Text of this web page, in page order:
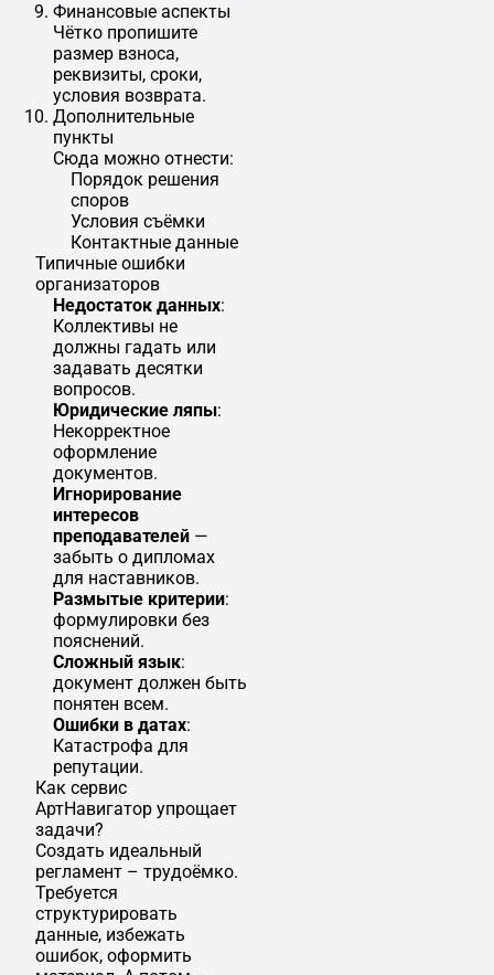
Финансовые аспекты
Чётко пропишите
размер взноса,
реквизиты, сроки,
условия возврата.
Дополнительные
пункты
Сюда можно отнести:
Порядок решения
споров
Условия съёмки
Контактные данные
Типичные ошибки
организаторов
Недостаток данных:
Коллективы не
должны гадать или
задавать десятки
вопросов.
Юридические ляпы:
Некорректное
оформление
документов.
Игнорирование
интересов
преподавателей —
забыть о дипломах
для наставников.
Размытые критерии:
формулировки без
пояснений.
Сложный язык:
документ должен быть
понятен всем.
Ошибки в датах:
Катастрофа для
репутации.
Как сервис
АртНавигатор упрощает
задачи?
Создать идеальный
регламент – трудоёмко.
Требуется
структурировать
данные, избежать
ошибок, оформить